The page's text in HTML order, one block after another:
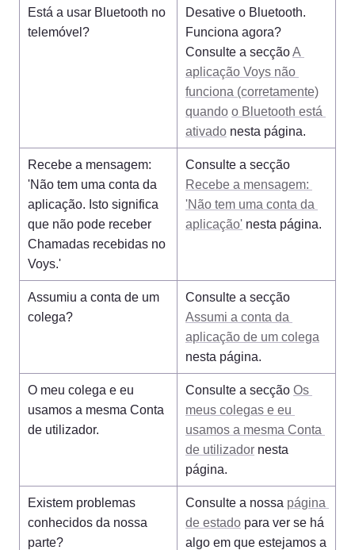
Está a usar Bluetooth no
telemóvel?
Desative o Bluetooth.
Funciona agora?
Consulte a secção A
aplicação Voys não
funciona (corretamente)
quando o Bluetooth está
ativado nesta página.
Recebe a mensagem:
'Não tem uma conta da
aplicação. Isto significa
que não pode receber
Chamadas recebidas no
Voys.'
Recebe a mensagem:
'Não tem uma conta da
aplicação' nesta página.
Assumiu a conta de um
colega?
Assumi a conta da
aplicação de um colega
nesta página.
O meu colega e eu
usamos a mesma Conta
de utilizador.
Consulte a secção Os
meus colegas e eu
usamos a mesma Conta
de utilizador nesta
página.
Existem problemas
conhecidos da nossa
parte?
Consulte a nossa página
de estado para ver se há
algo em que estejamos a